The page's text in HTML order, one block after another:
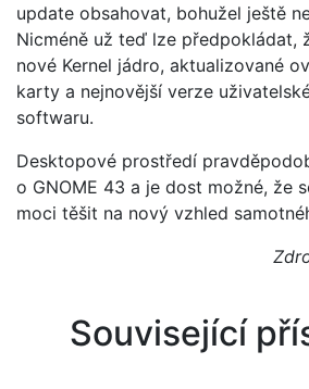
update obsahovat, bohužel ještě
Nicméně už teď lze předpokládat,
nové Kernel jádro, aktualizované
karty a nejnovější verze
softwaru.
Desktopové prostředí
o GNOME 43 a je dost možné, že
moci těšit na nový vzhled
Související